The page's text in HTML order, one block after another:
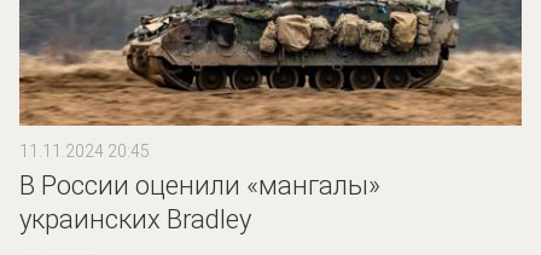
11.11.2024 20:45
В России оценили «мангалы»
украинских Bradley